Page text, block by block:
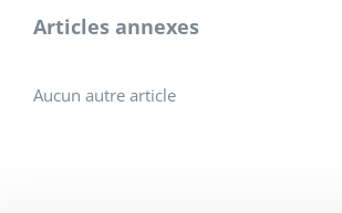
Articles annexes
Aucun autre article